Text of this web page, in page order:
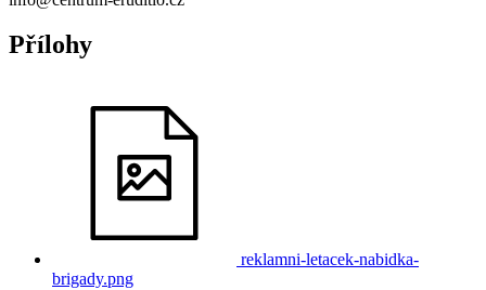
Přílohy
reklamni-letacek-nabidka-
brigady.png